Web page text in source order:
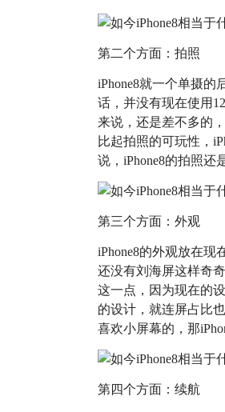
第二个方面：拍照
iPhone8就一个单摄的
话，并没有现在使用
来说，还是差不多的
比起拍照的可玩性，
说，iPhone8的拍照还
第三个方面：外观
iPhone8的外观放在现
还没有刘海屏这样奇
这一点，因为现在的
的设计，就连屏占比
喜欢小屏幕的，那
第四个方面：续航